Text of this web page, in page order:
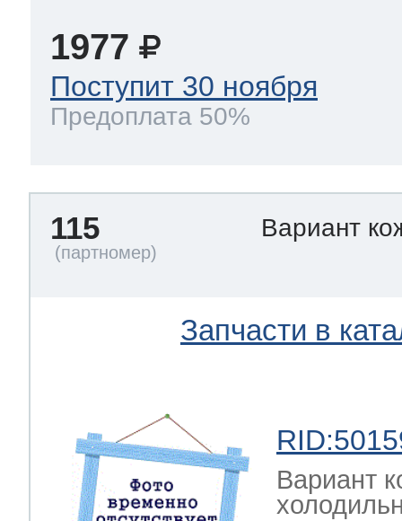
1977
Поступит 30 ноября
Предоплата 50%
115 Вариант
Запчасти в
Вариант